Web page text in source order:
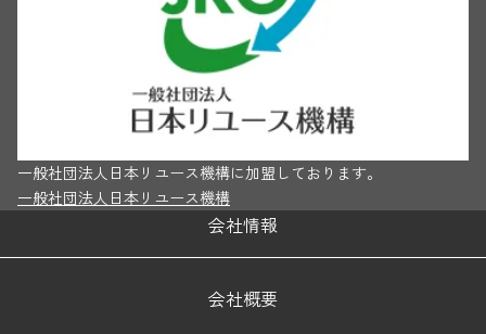
一般社団法人日本リユース機構に加盟しております。
一般社団法人日本リユース機構
会社情報
会社概要